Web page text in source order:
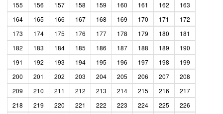
155 156 157 158 159 160 161 162
163
164
165 166 167 168 169 170 171
172
173
174 175 176 177 178 179 180
181
182
183 184 185 186 187 188 189
190
191
192 193 194 195 196 197 198
199
200
201 202 203 204 205 206 207
208
209
210 211 212 213 214 215 216
217
218
219 220 221 222 223 224 225
226